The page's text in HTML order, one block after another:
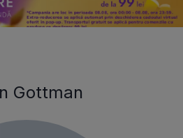
Gottman